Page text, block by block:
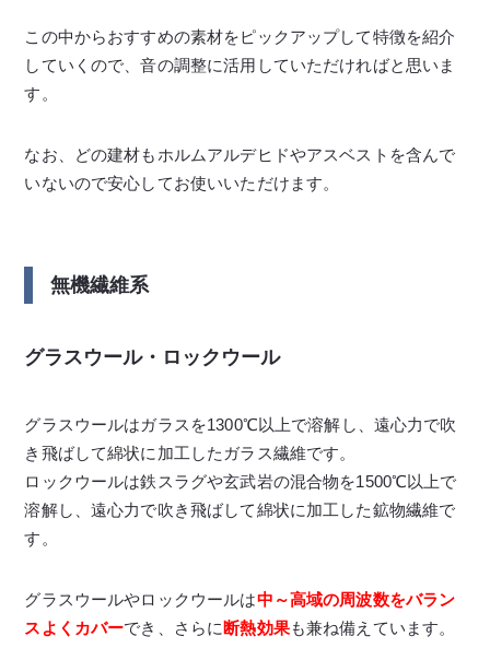
この中からおすすめの素材をピックアップして特徴を紹介
していくので、音の調整に活用していただければと思いま
す。
なお、どの建材もホルムアルデヒドやアスベストを含んで
いないので安心してお使いいただけます。
無機繊維系
グラスウール・ロックウール
グラスウールはガラスを1300℃以上で溶解し、遠心力で吹
き飛ばして綿状に加工したガラス繊維です。
ロックウールは鉄スラグや玄武岩の混合物を1500℃以上で
溶解し、遠心力で吹き飛ばして綿状に加工した鉱物繊維で
す。
グラスウールやロックウールは中～高域の周波数をバラン
スよくカバーでき、さらに 断熱効果も兼ね備えています。